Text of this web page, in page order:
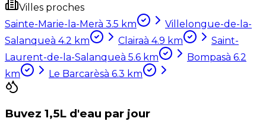
Villes proches
Sainte-Marie-la-Merà 3.5 km
Villelongue-de-la-
Salanqueà 4.2 km Clairaà 4.9 km
Saint-
Laurent-de-la-Salanqueà 5.6 km Bompasà 6.2
km
Le Barcarèsà 6.3 km
Buvez 1,5L d'eau par jour